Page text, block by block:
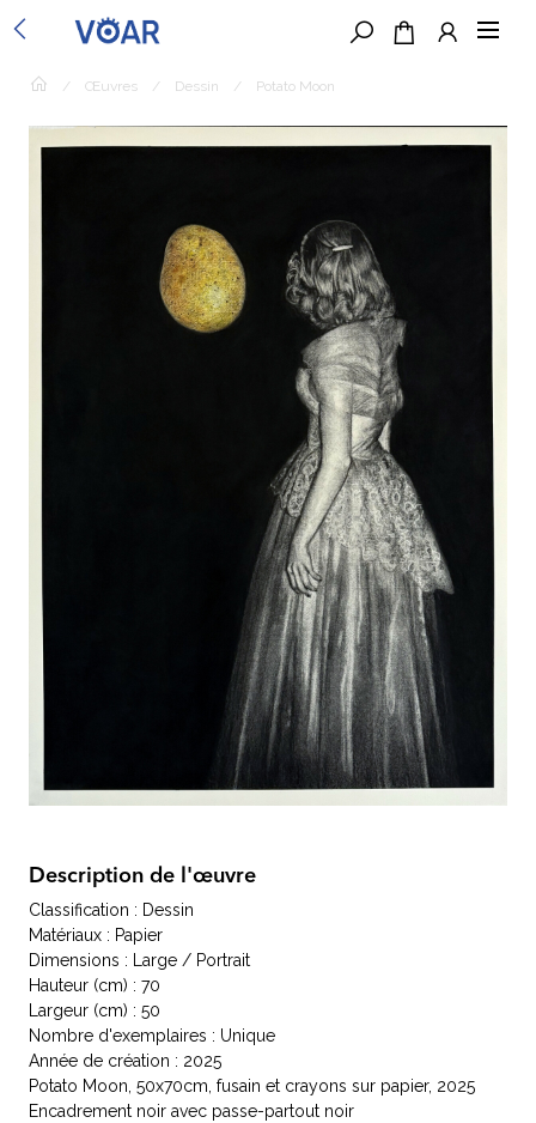
/ Œuvres / Dessin / Potato Moon
Description de l'œuvre
Classification : Dessin
Matériaux : Papier
Dimensions : Large / Portrait
Hauteur (cm) : 70
Largeur (cm) : 50
Nombre d'exemplaires : Unique
Année de création : 2025
Potato Moon, 50x70cm, fusain et crayons sur papier, 2025
Encadrement noir avec passe-partout noir